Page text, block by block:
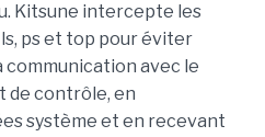
Kitsune intercepte les
ps et top pour éviter
avec le
de contrôle, en
système et en recevant